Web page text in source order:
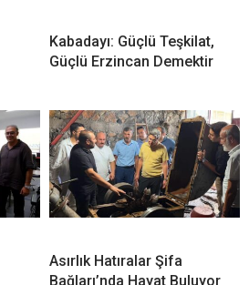
Kabadayı: Güçlü Teşkilat,
Güçlü Erzincan Demektir
Asırlık Hatıralar Şifa
Bağları’nda Hayat Buluyor